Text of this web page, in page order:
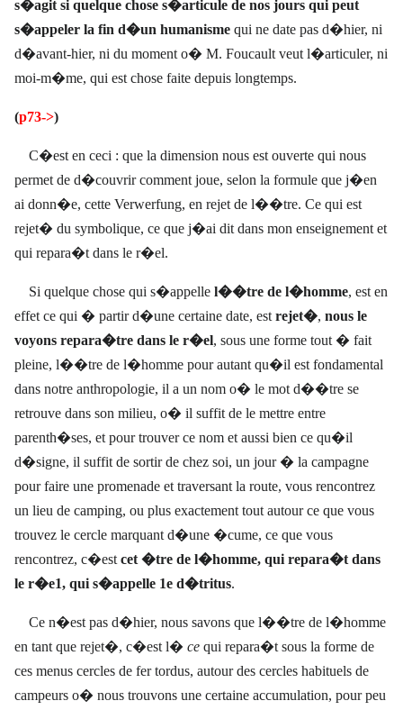
s�agit si quelque chose s�articule de nos jours qui peut
s�appeler la fin d�un humanisme qui ne date pas d�hier, ni
d�avant-hier, ni du moment o� M. Foucault veut l�articuler, ni
moi-m�me, qui est chose faite depuis longtemps.
(p73->)
C�est en ceci : que la dimension nous est ouverte qui nous
permet de d�couvrir comment joue, selon la formule que j�en
ai donn�e, cette Verwerfung, en rejet de l��tre. Ce qui est
rejet� du symbolique, ce que j�ai dit dans mon enseignement et
qui repara�t dans le r�el.
Si quelque chose qui s�appelle l��tre de l�homme, est en
effet ce qui � partir d�une certaine date, est rejet�, nous le
voyons repara�tre dans le r�el, sous une forme tout � fait
pleine, l��tre de l�homme pour autant qu�il est fondamental
dans notre anthropologie, il a un nom o� le mot d��tre se
retrouve dans son milieu, o� il suffit de le mettre entre
parenth�ses, et pour trouver ce nom et aussi bien ce qu�il
d�signe, il suffit de sortir de chez soi, un jour � la campagne
pour faire une promenade et traversant la route, vous rencontrez
un lieu de camping, ou plus exactement tout autour ce que vous
trouvez le cercle marquant d�une �cume, ce que vous
rencontrez, c�est cet �tre de l�homme, qui repara�t dans
le r�e1, qui s�appelle 1e d�tritus.
Ce n�est pas d�hier, nous savons que l��tre de l�homme
en tant que rejet�, c�est l� ce qui repara�t sous la forme de
ces menus cercles de fer tordus, autour des cercles habituels de
campeurs o� nous trouvons une certaine accumulation, pour peu